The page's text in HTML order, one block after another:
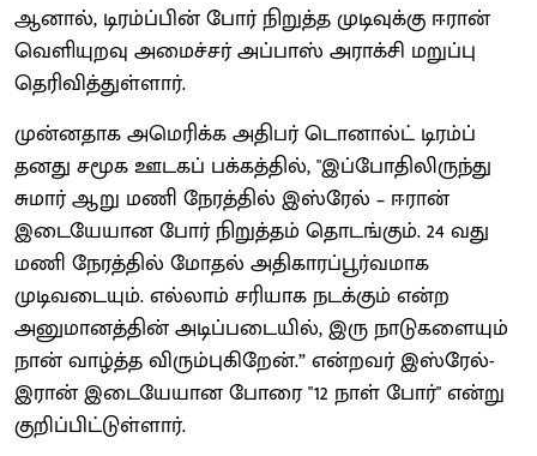
ஆனால், டிரம்ப்பின் போர் நிறுத்த முடிவுக்கு ஈரான்
வெளியுறவு அமைச்சர் அப்பாஸ் அராக்சி மறுப்பு
தெரிவித்துள்ளார்.
முன்னதாக அமெரிக்க அதிபர் டொனால்ட் டிரம்ப்
தனது சமூக ஊடகப் பக்கத்தில், "இப்போதிலிருந்து
சுமார் ஆறு மணி நேரத்தில் இஸ்ரேல் – ஈரான்
இடையேயான போர் நிறுத்தம் தொடங்கும். 24 வது
மணி நேரத்தில் மோதல் அதிகாரப்பூர்வமாக
முடிவடையும். எல்லாம் சரியாக நடக்கும் என்ற
அனுமானத்தின் அடிப்படையில், இரு நாடுகளையும்
நான் வாழ்த்த விரும்புகிறேன்.” என்றவர் இஸ்ரேல்-
இரான் இடையேயான போரை "12 நாள் போர்" என்று
குறிப்பிட்டுள்ளார்.